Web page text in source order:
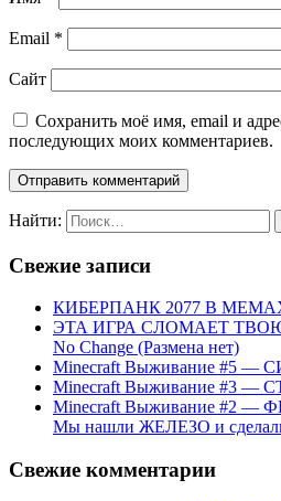
Email *
Сайт
Сохранить моё имя, email и
последующих моих комментариев.
Найти:
Свежие записи
КИБЕРПАНК 2077 В
ЭТА ИГРА СЛОМАЕТ
No Change (Размена нет)
Minecraft Выживание #5
Minecraft Выживание #3
Minecraft Выживание #2 —
Мы нашли ЖЕЛЕЗО и
Свежие комментарии